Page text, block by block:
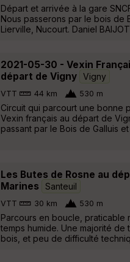
Départ et arrivée à la gare
Nous passerons par le bois de
Lierville, Nucourt. Daniel
2021-05-30 - Vexin
départ de Vigny Vigny
VTT 44 km 530 m
Circuit qui parcourt une bonne
Vexin français au départ de
passant par le Bois de Galluis
Les Butes de Rosne au
Marines
Santeuil
VTT 30 km 530 m
Parcours en boucle, praticable
temps humide. Une majorité de
bois, et peu de difficulté